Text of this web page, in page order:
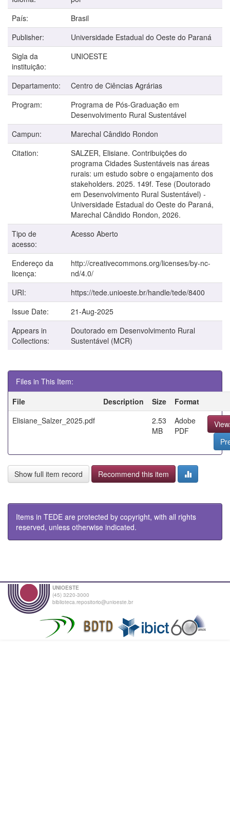
País:
Brasil
Publisher:
Universidade Estadual do Oeste do Paraná
Sigla da
instituição:
UNIOESTE
Departamento:
Centro de Ciências Agrárias
Program:
Programa de Pós-Graduação em
Desenvolvimento Rural Sustentável
Campun:
Marechal Cândido Rondon
Citation:
SALZER, Elisiane. Contribuições do
programa Cidades Sustentáveis nas áreas
rurais: um estudo sobre o engajamento dos
stakeholders. 2025. 149f. Tese (Doutorado
em Desenvolvimento Rural Sustentável) -
Universidade Estadual do Oeste do Paraná,
Marechal Cândido Rondon, 2026.
Tipo de
acesso:
Acesso Aberto
Endereço da
licença:
http://creativecommons.org/licenses/by-nc-
nd/4.0/
URI:
https://tede.unioeste.br/handle/tede/8400
Issue Date:
21-Aug-2025
Appears in
Collections:
Doutorado em Desenvolvimento Rural
Sustentável (MCR)
Files in This Item:
File
Description Size
Format
Elisiane_Salzer_2025.pdf
2.53
MB
Adobe
PDF
Show full item record Recommend this item
Items in TEDE are protected by copyright, with all rights
reserved, unless otherwise indicated.
UNIOESTE
(45) 3220-3000
biblioteca.repositorio@unioeste.br